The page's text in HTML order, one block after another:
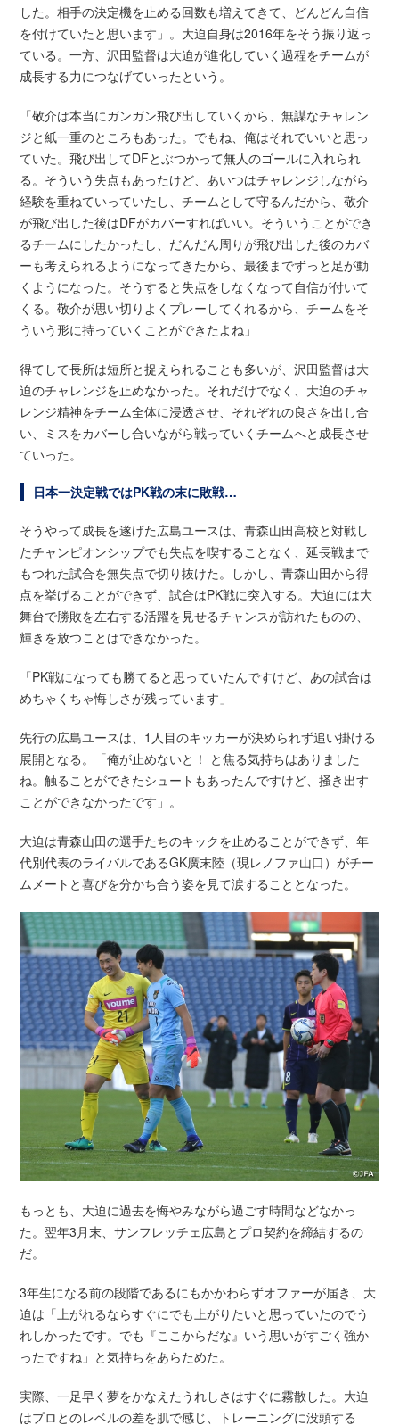
した。相手の決定機を止める回数も増えてきて、どんどん自信
を付けていたと思います」。大迫自身は2016年をそう振り返っ
ている。一方、沢田監督は大迫が進化していく過程をチームが
成長する力につなげていったという。
「敬介は本当にガンガン飛び出していくから、無謀なチャレン
ジと紙一重のところもあった。でもね、俺はそれでいいと思っ
ていた。飛び出してDFとぶつかって無人のゴールに入れられ
る。そういう失点もあったけど、あいつはチャレンジしながら
経験を重ねていっていたし、チームとして守るんだから、敬介
が飛び出した後はDFがカバーすればいい。そういうことができ
るチームにしたかったし、だんだん周りが飛び出した後のカバ
ーも考えられるようになってきたから、最後までずっと足が動
くようになった。そうすると失点をしなくなって自信が付いて
くる。敬介が思い切りよくプレーしてくれるから、チームをそ
ういう形に持っていくことができたよね」
得てして長所は短所と捉えられることも多いが、沢田監督は大
迫のチャレンジを止めなかった。それだけでなく、大迫のチャ
レンジ精神をチーム全体に浸透させ、それぞれの良さを出し合
い、ミスをカバーし合いながら戦っていくチームへと成長させ
ていった。
日本一決定戦ではPK戦の末に敗戦…
そうやって成長を遂げた広島ユースは、青森山田高校と対戦し
たチャンピオンシップでも失点を喫することなく、延長戦まで
もつれた試合を無失点で切り抜けた。しかし、青森山田から得
点を挙げることができず、試合はPK戦に突入する。大迫には大
舞台で勝敗を左右する活躍を見せるチャンスが訪れたものの、
輝きを放つことはできなかった。
「PK戦になっても勝てると思っていたんですけど、あの試合は
めちゃくちゃ悔しさが残っています」
先行の広島ユースは、1人目のキッカーが決められず追い掛ける
展開となる。「俺が止めないと！ と焦る気持ちはありました
ね。触ることができたシュートもあったんですけど、掻き出す
ことができなかったです」。
大迫は青森山田の選手たちのキックを止めることができず、年
代別代表のライバルであるGK廣末陸（現レノファ山口）がチー
ムメートと喜びを分かち合う姿を見て涙することとなった。
もっとも、大迫に過去を悔やみながら過ごす時間などなかっ
た。翌年3月末、サンフレッチェ広島とプロ契約を締結するの
だ。
3年生になる前の段階であるにもかかわらずオファーが届き、大
迫は「上がれるならすぐにでも上がりたいと思っていたのでう
れしかったです。でも『ここからだな』いう思いがすごく強か
ったですね」と気持ちをあらためた。
実際、一足早く夢をかなえたうれしさはすぐに霧散した。大迫
はプロとのレベルの差を肌で感じ、トレーニングに没頭する